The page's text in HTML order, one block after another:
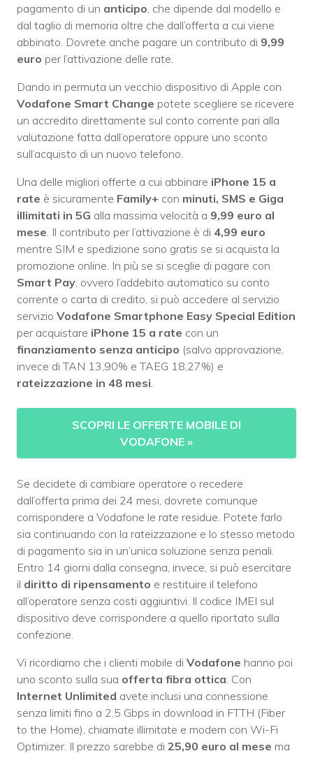
pagamento di un anticipo , che dipende dal modello e
dal taglio di memoria oltre che dall’offerta a cui viene
abbinato. Dovrete anche pagare un contributo di 9,99
euro per l’attivazione delle rate.
Dando in permuta un vecchio dispositivo di Apple con
Vodafone Smart Change potete scegliere se ricevere
un accredito direttamente sul conto corrente pari alla
valutazione fatta dall’operatore oppure uno sconto
sull’acquisto di un nuovo telefono.
Una delle migliori offerte a cui abbinare iPhone 15 a
rate è sicuramente Family+ con minuti, SMS e Giga
illimitati in 5G alla massima velocità a 9,99 euro al
mese . Il contributo per l’attivazione è di 4,99 euro
mentre SIM e spedizione sono gratis se si acquista la
promozione online. In più se si sceglie di pagare con
Smart Pay , ovvero l’addebito automatico su conto
corrente o carta di credito, si può accedere al servizio
servizio Vodafone Smartphone Easy Special Edition
per acquistare iPhone 15 a rate con un
finanziamento senza anticipo (salvo approvazione,
invece di TAN 13,90% e TAEG 18,27%) e
rateizzazione in 48 mesi
SCOPRI LE OFFERTE MOBILE DI
VODAFONE »
Se decidete di cambiare operatore o recedere
dall’offerta prima dei 24 mesi, dovrete comunque
corrispondere a Vodafone le rate residue. Potete farlo
sia continuando con la rateizzazione e lo stesso metodo
di pagamento sia in un’unica soluzione senza penali.
Entro 14 giorni dalla consegna, invece, si può esercitare
il diritto di ripensamento e restituire il telefono
all’operatore senza costi aggiuntivi. Il codice IMEI sul
dispositivo deve corrispondere a quello riportato sulla
confezione.
Vi ricordiamo che i clienti mobile di Vodafone hanno poi
uno sconto sulla sua offerta fibra ottica . Con
Internet Unlimited avete inclusi una connessione
senza limiti fino a 2,5 Gbps in download in FTTH (Fiber
to the Home), chiamate illimitate e modem con Wi-Fi
Optimizer. Il prezzo sarebbe di 25,90 euro al mese ma